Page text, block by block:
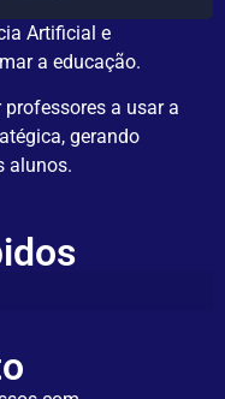
Artificial e
a educação.
a usar a
gerando
alunos.